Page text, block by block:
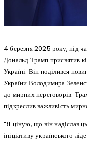
4 березня 2025 року, під
Дональд Трамп присвятив
Україні. Він поділився
України Володимира
до мирних переговорів.
підкреслив важливість
“Я ціную, що він надіслав
ініціативу українського